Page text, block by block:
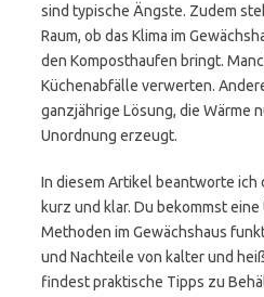
sind typische Ängste. Zudem
Raum, ob das Klima im
den Komposthaufen bringt.
Küchenabfälle verwerten.
ganzjährige Lösung, die Wärme
Unordnung erzeugt.
In diesem Artikel beantworte ich
kurz und klar. Du bekommst
Methoden im Gewächshaus
und Nachteile von kalter und
findest praktische Tipps zu